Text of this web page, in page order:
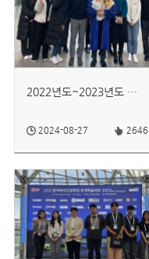
2022년도~2023년도 NBS...
2024-08-27 2646